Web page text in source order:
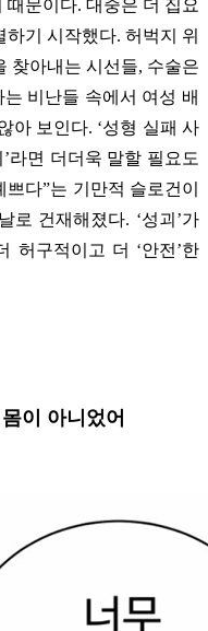
문이다. 대중은 더 집요
기 시작했다. 허벅지 위
찾아내는 시선들, 수술은
비난들 속에서 여성 배
아 보인다. ‘성형 실패 사
라면 더더욱 말할 필요도
다”는 기만적 슬로건이
로 건재해졌다. ‘성괴’가
허구적이고 더 ‘안전’한
이 아니었어